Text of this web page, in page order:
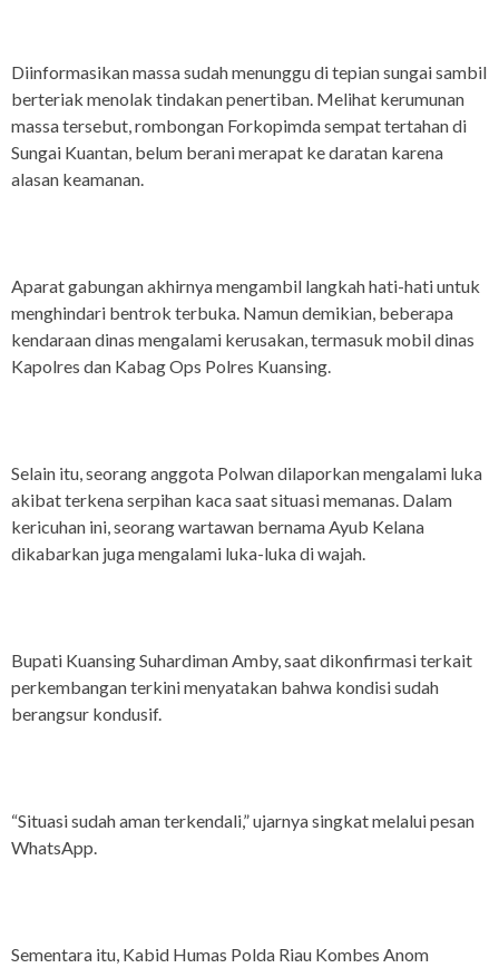
Diinformasikan massa sudah menunggu di tepian sungai sambil
berteriak menolak tindakan penertiban. Melihat kerumunan
massa tersebut, rombongan Forkopimda sempat tertahan di
Sungai Kuantan, belum berani merapat ke daratan karena
alasan keamanan.
Aparat gabungan akhirnya mengambil langkah hati-hati untuk
menghindari bentrok terbuka. Namun demikian, beberapa
kendaraan dinas mengalami kerusakan, termasuk mobil dinas
Kapolres dan Kabag Ops Polres Kuansing.
Selain itu, seorang anggota Polwan dilaporkan mengalami luka
akibat terkena serpihan kaca saat situasi memanas. Dalam
kericuhan ini, seorang wartawan bernama Ayub Kelana
dikabarkan juga mengalami luka-luka di wajah.
Bupati Kuansing Suhardiman Amby, saat dikonfirmasi terkait
perkembangan terkini menyatakan bahwa kondisi sudah
berangsur kondusif.
“Situasi sudah aman terkendali,” ujarnya singkat melalui pesan
WhatsApp.
Sementara itu, Kabid Humas Polda Riau Kombes Anom